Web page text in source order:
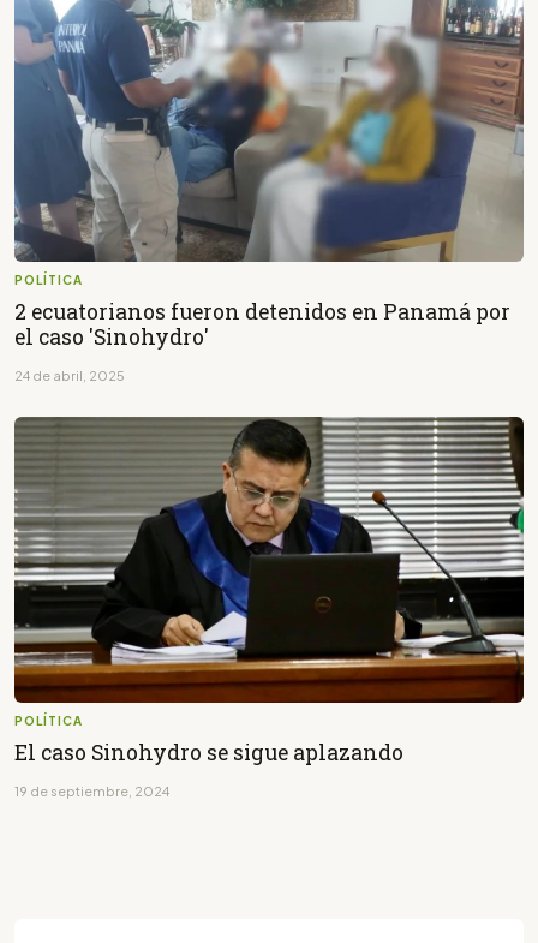
POLÍTICA
2 ecuatorianos fueron detenidos en Panamá por
el caso 'Sinohydro'
24 de abril, 2025
POLÍTICA
El caso Sinohydro se sigue aplazando
19 de septiembre, 2024